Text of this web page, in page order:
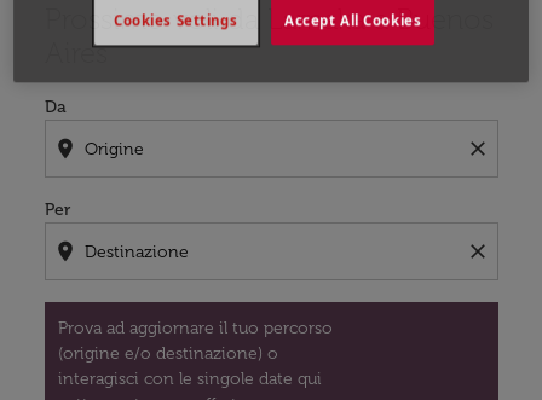
Prossimo voli da Larnaka a Buenos
Aires
Da
location_on close
Per
location_on close
Prova ad aggiornare il tuo percorso
(origine e/o destinazione) o
interagisci con le singole date qui
Prova ad aggiornare il tuo percorso (origine e/o
Accept All Cookies
Cookies Settings